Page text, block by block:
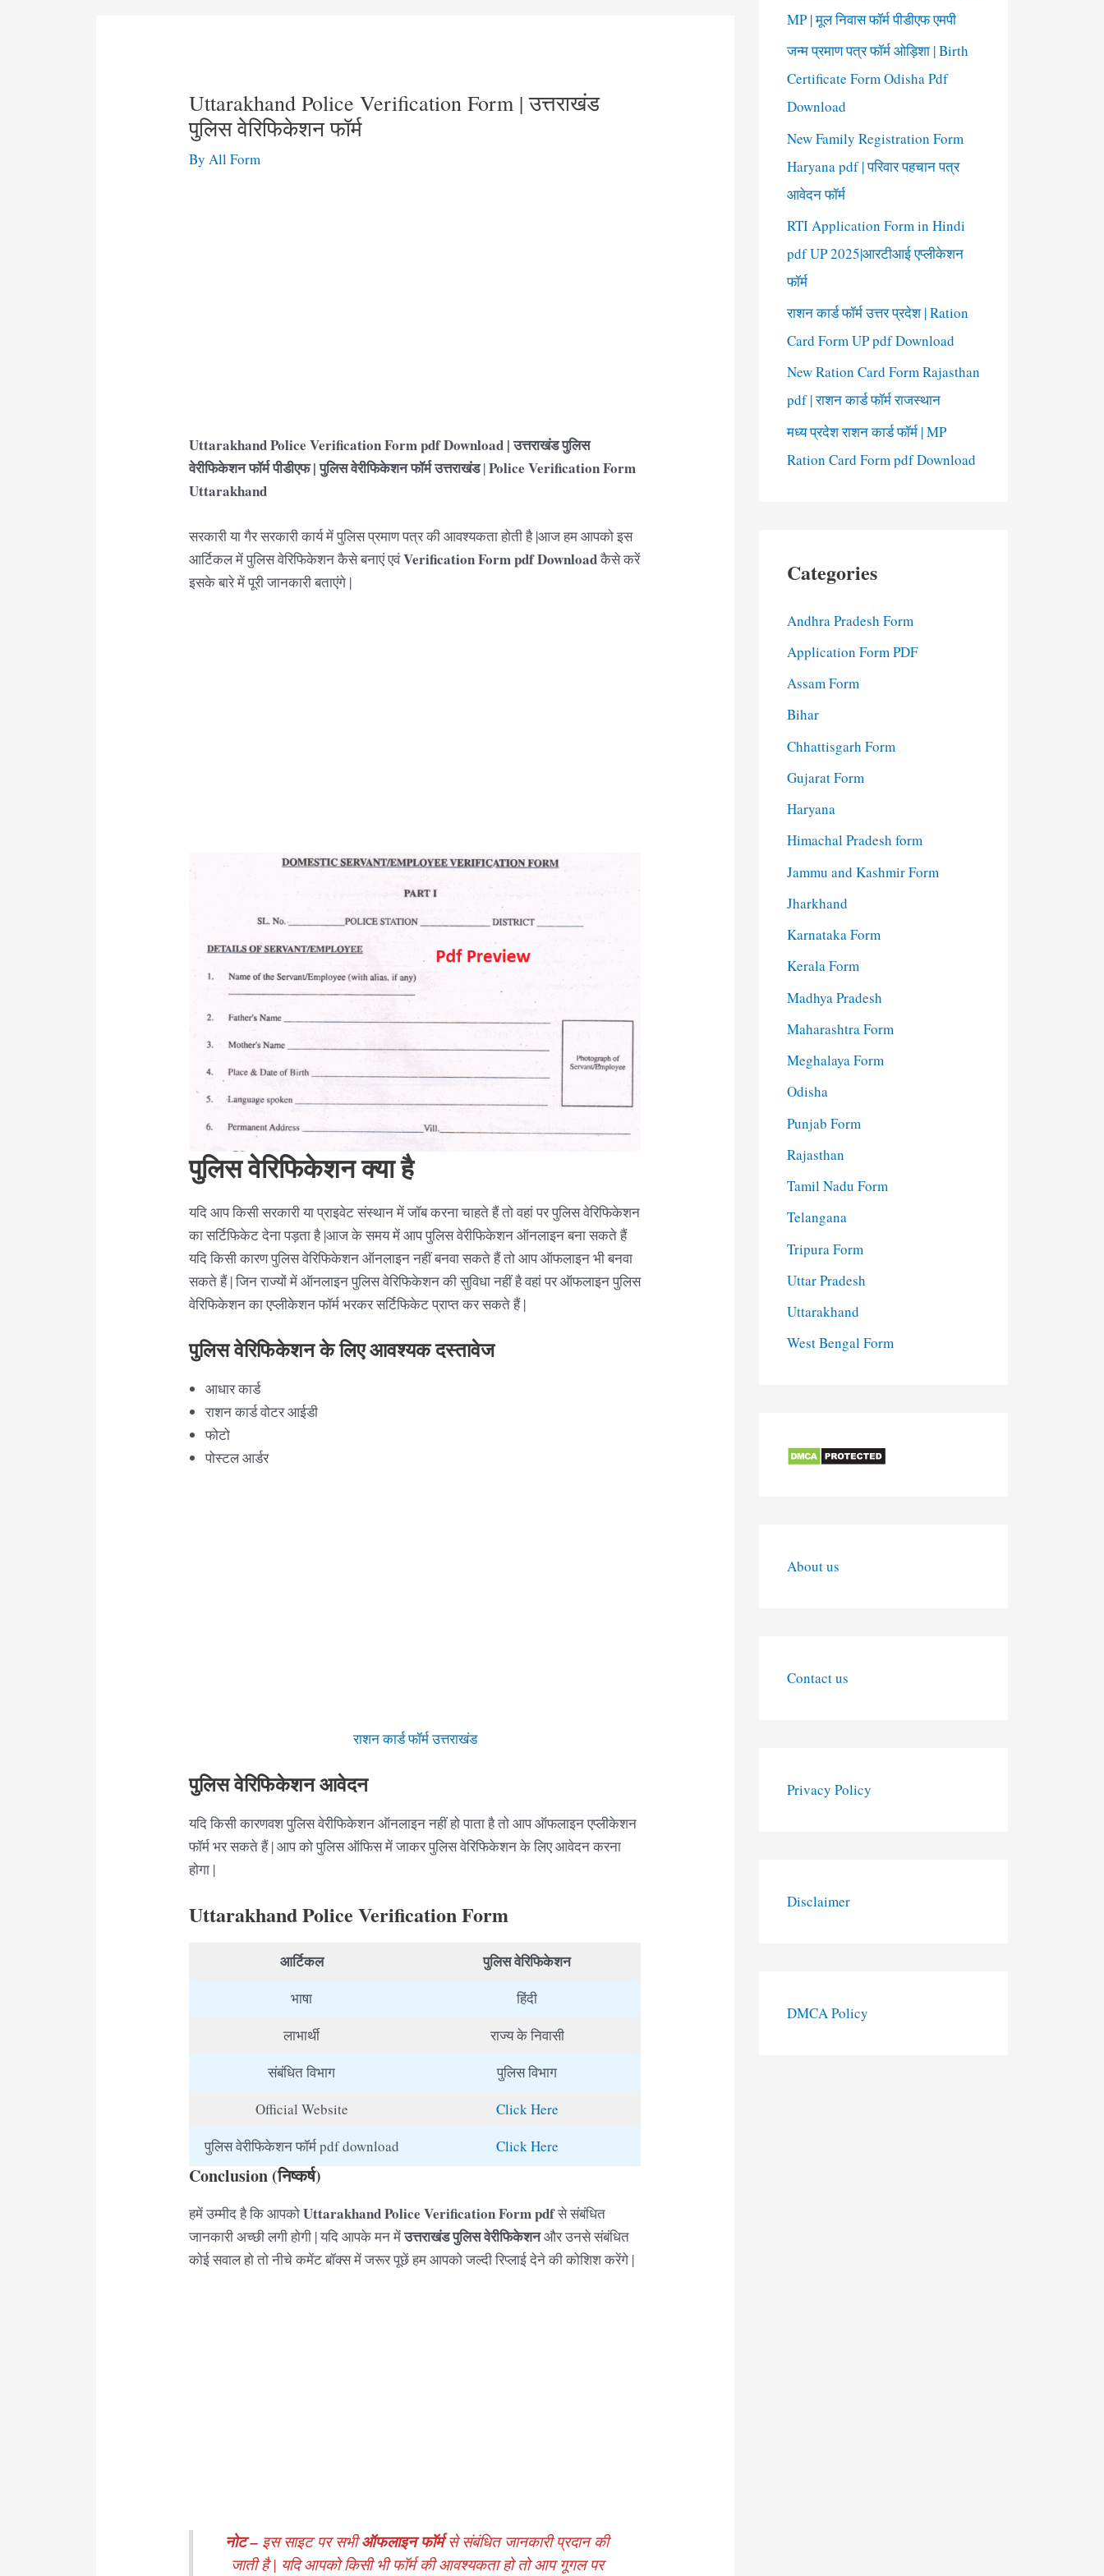
Uttarakhand Police Verification Form | उत्तराखंड
पुलिस वेरिफिकेशन फॉर्म
By All Form
Uttarakhand Police Verification Form pdf Download | उत्तराखंडपुलिस
वेरीफिकेशन फॉर्म पीडीएफ | पुलिस वेरीफिकेशन फॉर्म उत्तराखंड|Police Verification Form
Uttarakhand
सरकारी या गैर सरकारी कार्य में पुलिस प्रमाण पत्र की आवश्यकता होती है |आज हम आपको इस
आर्टिकल में पुलिस वेरिफिकेशन कैसे बनाएं एवंVerification Form pdf Downloadकैसे करें
इसके बारे में पूरी जानकारी बताएंगे |
पुलिस वेरिफिकेशन क्या है
यदि आप किसी सरकारी या प्राइवेट संस्थान में जॉब करना चाहते हैं तो वहां पर पुलिस वेरिफिकेशन
का सर्टिफिकेट देना पड़ता है |आज के समय में आप पुलिस वेरीफिकेशन ऑनलाइन बना सकते हैं
यदि किसी कारण पुलिस वेरिफिकेशन ऑनलाइन नहीं बनवा सकते हैं तो आप ऑफलाइन भी बनवा
सकते हैं | जिन राज्यों में ऑनलाइन पुलिस वेरिफिकेशन की सुविधा नहीं है वहां पर ऑफलाइन पुलिस
वेरिफिकेशन का एप्लीकेशन फॉर्म भरकर सर्टिफिकेट प्राप्त कर सकते हैं |
पुलिस वेरिफिकेशन के लिए आवश्यक दस्तावेज
आधार कार्ड
राशन कार्ड वोटर आईडी
फोटो
पोस्टल आर्डर
राशन कार्ड फॉर्म उत्तराखंड
पुलिस वेरिफिकेशन आवेदन
यदि किसी कारणवश पुलिस वेरीफिकेशन ऑनलाइन नहीं हो पाता है तो आप ऑफलाइन एप्लीकेशन
फॉर्म भर सकते हैं | आप को पुलिस ऑफिस में जाकर पुलिस वेरिफिकेशन के लिए आवेदन करना
होगा |
Uttarakhand Police Verification Form
आर्टिकल पुलिस वेरिफिकेशन
भाषा
हिंदी
लाभार्थी
राज्य के निवासी
संबंधित विभाग
पुलिस विभाग
Official Website
Click Here
पुलिस वेरीफिकेशन फॉर्म pdf download
Click Here
Conclusion (निष्कर्ष)
हमें उम्मीद है कि आपकोUttarakhand Police Verification Form pdfसे संबंधित
जानकारी अच्छी लगी होगी | यदि आपके मन मेंउत्तराखंडपुलिस वेरीफिकेशनऔर उनसे संबंधित
कोई सवाल हो तो नीचे कमेंट बॉक्स में जरूर पूछें हम आपको जल्दी रिप्लाई देने की कोशिश करेंगे |
नोट – इस साइट पर सभीऑफलाइन फॉर्मसे संबंधित जानकारी प्रदान की
जाती है | यदि आपको किसी भी फॉर्म की आवश्यकता हो तो आप गूगल पर
MP | मूल निवास फॉर्म पीडीएफ एमपी
जन्म प्रमाण पत्र फॉर्म ओड़िशा | Birth
Certificate Form Odisha Pdf
Download
New Family Registration Form
Haryana pdf | परिवार पहचान पत्र
आवेदन फॉर्म
RTI Application Form in Hindi
pdf UP 2025|आरटीआई एप्लीकेशन
फॉर्म
राशन कार्ड फॉर्म उत्तर प्रदेश | Ration
Card Form UP pdf Download
New Ration Card Form Rajasthan
pdf | राशन कार्ड फॉर्म राजस्थान
मध्य प्रदेश राशन कार्ड फॉर्म | MP
Ration Card Form pdf Download
Categories
Andhra Pradesh Form
Application Form PDF
Assam Form
Bihar
Chhattisgarh Form
Gujarat Form
Haryana
Himachal Pradesh form
Jammu and Kashmir Form
Jharkhand
Karnataka Form
Kerala Form
Madhya Pradesh
Maharashtra Form
Meghalaya Form
Odisha
Punjab Form
Rajasthan
Tamil Nadu Form
Telangana
Tripura Form
Uttar Pradesh
Uttarakhand
West Bengal Form
About us
Contact us
Privacy Policy
Disclaimer
DMCA Policy